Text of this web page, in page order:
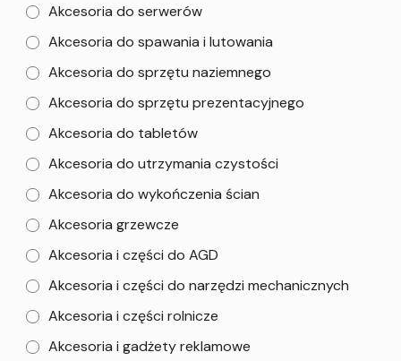
Akcesoria do serwerów
Akcesoria do spawania i lutowania
Akcesoria do sprzętu naziemnego
Akcesoria do sprzętu prezentacyjnego
Akcesoria do tabletów
Akcesoria do utrzymania czystości
Akcesoria do wykończenia ścian
Akcesoria grzewcze
Akcesoria i części do AGD
Akcesoria i części do narzędzi mechanicznych
Akcesoria i części rolnicze
Akcesoria i gadżety reklamowe